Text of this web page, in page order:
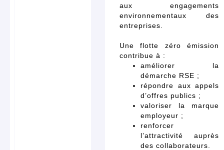
aux engagements
environnementaux des
entreprises.
Une flotte zéro émission
contribue à :
améliorer la
démarche RSE ;
répondre aux appels
d’offres publics ;
valoriser la marque
employeur ;
renforcer
l’attractivité auprès
des collaborateurs.